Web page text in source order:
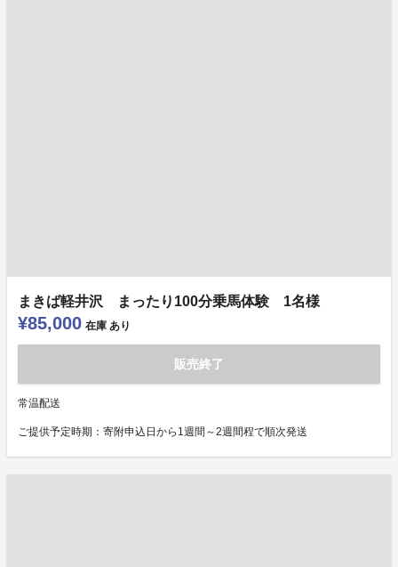
まきば軽井沢 まったり100分乗馬体験 1名様
¥85,000 在庫 あり
販売終了
常温配送
ご提供予定時期：寄附申込日から1週間～2週間程で順次発送